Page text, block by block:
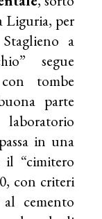
Liguria, per
a
segue
tombe
parte
in una
il “cimitero
con criteri
cemento